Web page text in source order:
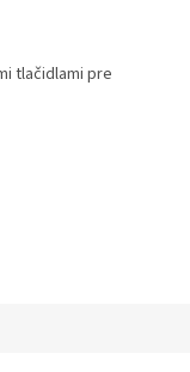
tlačidlami pre